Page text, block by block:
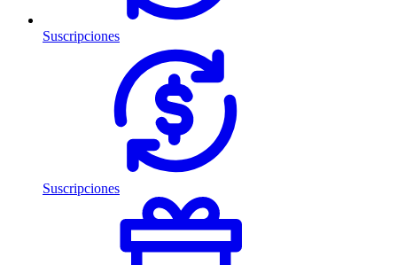
Suscripciones
Suscripciones